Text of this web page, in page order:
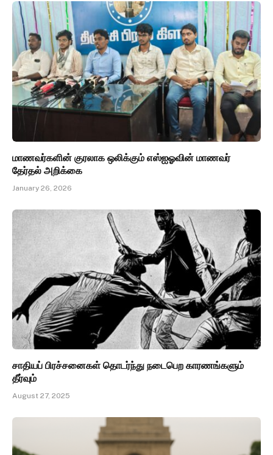
மாணவர்களின் குரலாக ஒலிக்கும் எஸ்ஐஓவின் மாணவர்
தேர்தல் அறிக்கை
January 26, 2026
சாதியப் பிரச்சனைகள் தொடர்ந்து நடைபெற காரணங்களும்
தீர்வும்
August 27, 2025